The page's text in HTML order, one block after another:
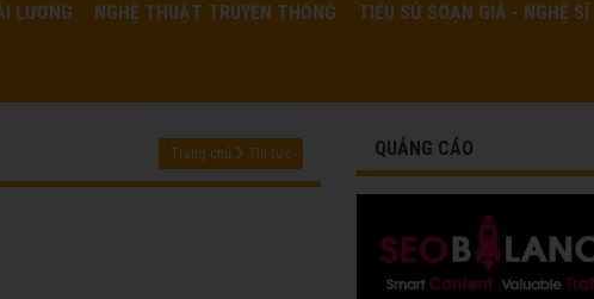
LƯƠNG NGHỆ THUẬT TRUYỀN THỐNG TIỂU SỬ SOẠN GIẢ - NGHỆ SĨ
Trang chủ Tin tức QUẢNG CÁO